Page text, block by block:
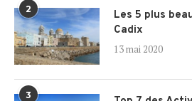
2
Les 5 plus
Cadix
13 mai 2020
3